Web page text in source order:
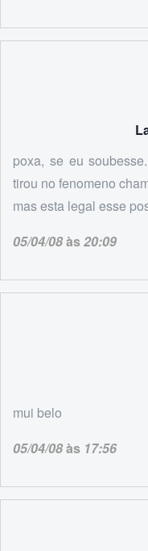
poxa, se eu
tirou no fenomeno
mas esta legal esse
05/04/08às20:09
mui belo
05/04/08às 17:56